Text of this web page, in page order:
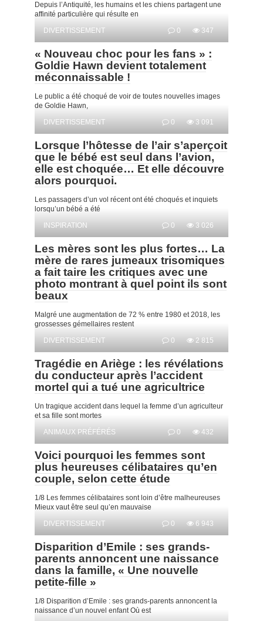
Depuis l’Antiquité, les humains et les chiens partagent une
affinité particulière qui résulte en
DIVERTISSEMENT
0 347
« Nouveau choc pour les fans » :
Goldie Hawn devient totalement
méconnaissable !
Le public a été choqué de voir de toutes nouvelles images
de Goldie Hawn,
DIVERTISSEMENT
0 3 091
Lorsque l’hôtesse de l’air s’aperçoit
que le bébé est seul dans l’avion,
elle est choquée… Et elle découvre
alors pourquoi.
Les passagers d’un vol récent ont été choqués et inquiets
lorsqu’un bébé a été
INSPIRATION
0 3 026
Les mères sont les plus fortes… La
mère de rares jumeaux trisomiques
a fait taire les critiques avec une
photo montrant à quel point ils sont
beaux
Malgré une augmentation de 72 % entre 1980 et 2018, les
grossesses gémellaires restent
DIVERTISSEMENT
0 2 815
Tragédie en Ariège : les révélations
du conducteur après l’accident
mortel qui a tué une agricultrice
Un tragique accident dans lequel la femme d’un agriculteur
et sa fille sont mortes
ANIMAUX PRÉFÉRÉS
0 432
Voici pourquoi les femmes sont
plus heureuses célibataires qu’en
couple, selon cette étude
1/8 Les femmes célibataires sont loin d’être malheureuses
Mieux vaut être seul qu’en mauvaise
DIVERTISSEMENT
0 6 943
Disparition d’Emile : ses grands-
parents annoncent une naissance
dans la famille, « Une nouvelle
petite-fille »
1/8 Disparition d’Emile : ses grands-parents annoncent la
naissance d’un nouvel enfant Où est